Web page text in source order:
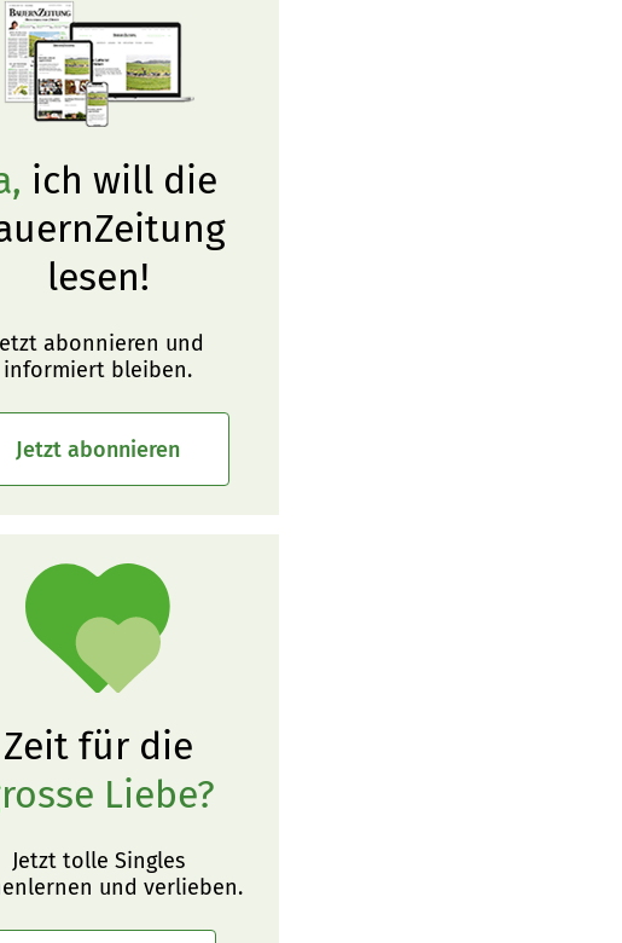
ich will die
lesen!
abonnieren und
informiert bleiben.
Jetzt abonnieren
Zeit für die
Liebe?
Jetzt tolle Singles
und verlieben.